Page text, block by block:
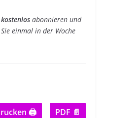
abonnieren und
einmal in der Woche
🖨 PDF 📄